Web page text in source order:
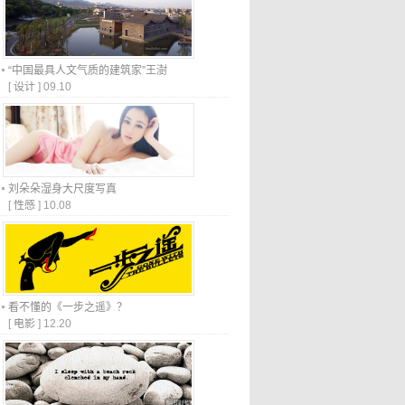
“中国最具人文气质的建筑家”王澍
[ 设计 ] 09.10
刘朵朵湿身大尺度写真
[ 性感 ] 10.08
看不懂的《一步之遥》？
[ 电影 ] 12.20